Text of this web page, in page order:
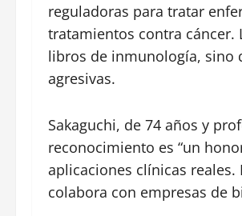
reguladoras para tratar
tratamientos contra cáncer.
libros de inmunología, sino
agresivas.
Sakaguchi, de 74 años y
reconocimiento es “un
aplicaciones clínicas reales.
colabora con empresas de